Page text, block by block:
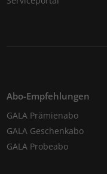
Abo-Empfehlungen
GALA Prämienabo
GALA Geschenkabo
GALA Probeabo